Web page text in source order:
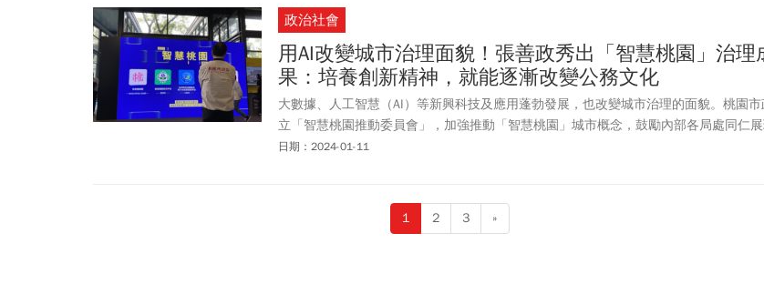
政治社會
用AI改變城市治理面貌！張善政秀出「智慧桃園」治理
果：培養創新精神，就能逐漸改變公務文化
大數據、人工智慧（AI）等新興科技及應用蓬勃發展，也改變城市治理的面貌。桃園市
立「智慧桃園推動委員會」，加強推動「智慧桃園」城市概念，鼓勵內部各局處同仁展
意，勇於將智慧科技融入公務體系。桃園市政府舉辦「2023智匯在桃園」跨機關會報，
地驗證，才能確認能否發揮預期效果，這是非常重要的學習過程，無論成功或需要修改
是寶貴的經驗，一如宏碁創辦人施振榮常說的「失敗的教訓比成功經驗有更高的價值」
日期：2024-01-11
1 2 3 »